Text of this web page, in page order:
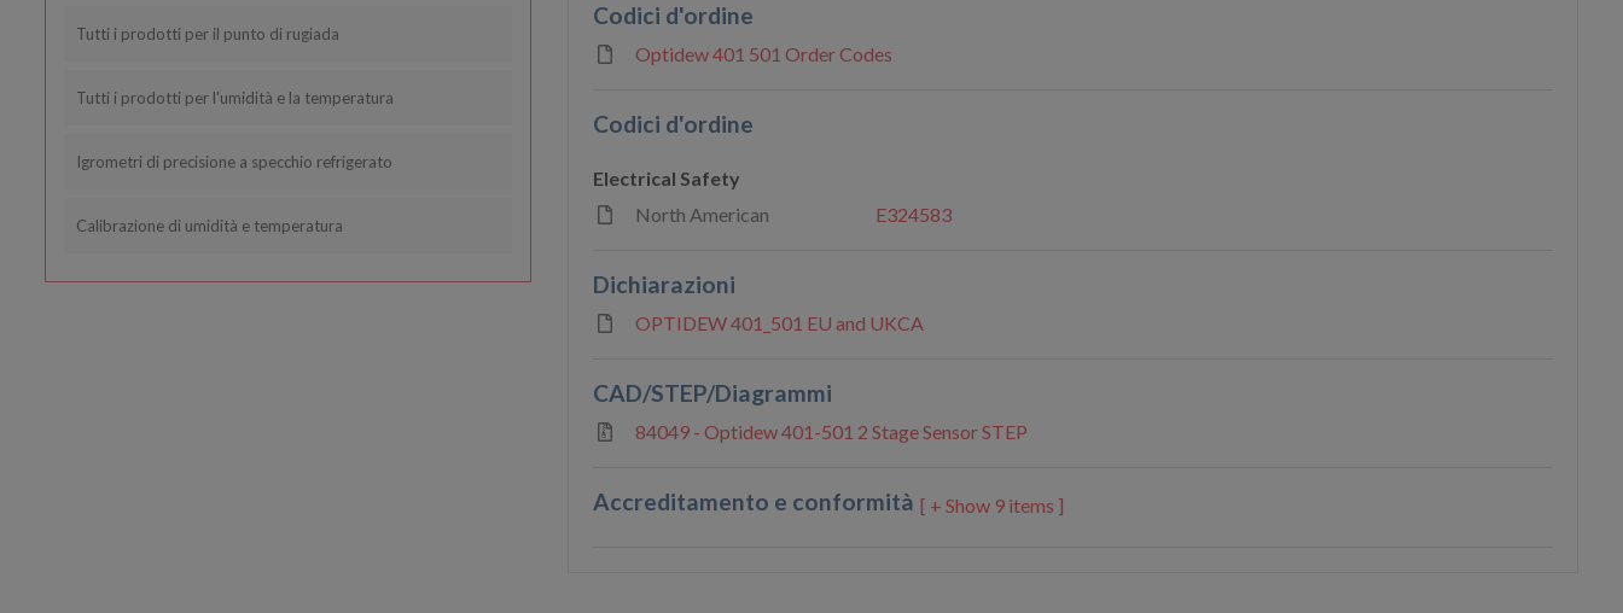
Tutti i prodotti per il punto di rugiada
Tutti i prodotti per l'umidità e la temperatura
Igrometri di precisione a specchio refrigerato
Calibrazione di umidità e temperatura
Codici d'ordine
Optidew 401 501 Order Codes
Codici d'ordine
Electrical Safety
North American
E324583
Dichiarazioni
OPTIDEW 401_501 EU and UKCA
CAD/STEP/Diagrammi
84049 - Optidew 401-501 2 Stage Sensor STEP
Accreditamento e conformità 9 items ]